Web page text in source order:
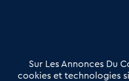
Offres Pro
Actualités
Qui sommes nous ?
Sur Les Annonces Du
cookies et technologies